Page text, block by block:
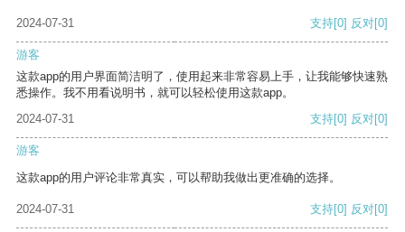
2024-07-31 支持[0] 反对[0]
游客
这款app的用户界面简洁明了，使用起来非常容易上手，让我能够快速熟
悉操作。我不用看说明书，就可以轻松使用这款app。
2024-07-31
支持[0] 反对[0]
游客
这款app的用户评论非常真实，可以帮助我做出更准确的选择。
2024-07-31 支持[0] 反对[0]